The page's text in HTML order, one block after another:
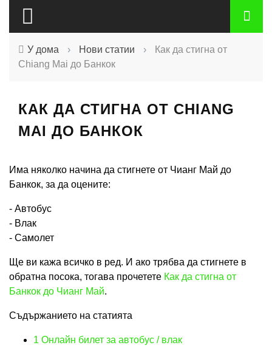
У дома › Нови статии ›
Как да стигна от
Chiang Mai до Банкок
КАК ДА СТИГНА ОТ CHIANG
MAI ДО БАНКОК
Има няколко начина да стигнете от Чианг Май до
Банкок, за да оцените:
- Автобус
- Влак
- Самолет
Ще ви кажа всичко в ред. И ако трябва да стигнете в
обратна посока, тогава прочетете Как да стигна от
Банкок до Чианг Май.
Съдържанието на статията
1 Онлайн билет за автобус / влак